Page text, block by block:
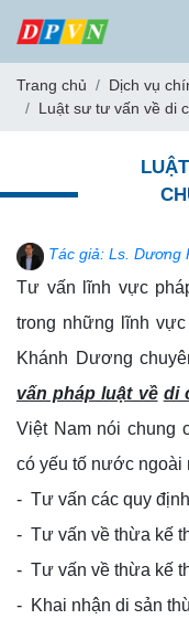
Trang chủ
Dịch vụ
Luật sư tư vấn về di
Tác giả: Ls. Dương
Tư vấn lĩnh vực
trong những lĩnh
Khánh Dương
vấn pháp luật về di
Việt Nam nói chung
có yếu tố nước ngoài
- Tư vấn các quy
- Tư vấn về thừa kế
- Tư vấn về thừa kế
- Khai nhận di sản